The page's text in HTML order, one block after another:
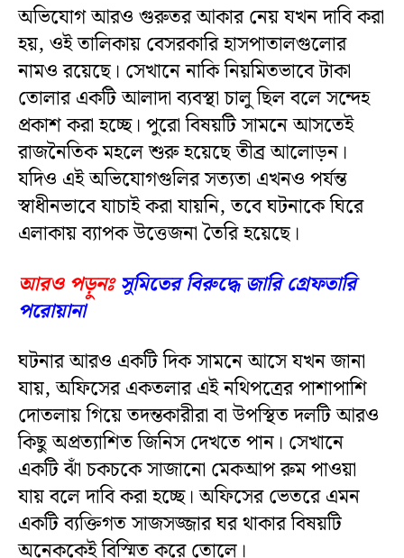
অভিযোগ আরও গুরুতর আকার নেয় যখন দাবি করা
হয়, ওই তালিকায় বেসরকারি হাসপাতালগুলোর
নামও রয়েছে। সেখানে নাকি নিয়মিতভাবে টাকা
তোলার একটি আলাদা ব্যবস্থা চালু ছিল বলে সন্দেহ
প্রকাশ করা হচ্ছে। পুরো বিষয়টি সামনে আসতেই
রাজনৈতিক মহলে শুরু হয়েছে তীব্র আলোড়ন।
যদিও এই অভিযোগগুলির সত্যতা এখনও পর্যন্ত
স্বাধীনভাবে যাচাই করা যায়নি, তবে ঘটনাকে ঘিরে
এলাকায় ব্যাপক উত্তেজনা তৈরি হয়েছে।
আরও পড়ুনঃ সুমিতের বিরুদ্ধে জারি গ্রেফতারি
পরোয়ানা
ঘটনার আরও একটি দিক সামনে আসে যখন জানা
যায়, অফিসের একতলার এই নথিপত্রের পাশাপাশি
দোতলায় গিয়ে তদন্তকারীরা বা উপস্থিত দলটি আরও
কিছু অপ্রত্যাশিত জিনিস দেখতে পান। সেখানে
একটি ঝাঁ চকচকে সাজানো মেকআপ রুম পাওয়া
যায় বলে দাবি করা হচ্ছে। অফিসের ভেতরে এমন
একটি ব্যক্তিগত সাজসজ্জার ঘর থাকার বিষয়টি
অনেককেই বিস্মিত করে তোলে।